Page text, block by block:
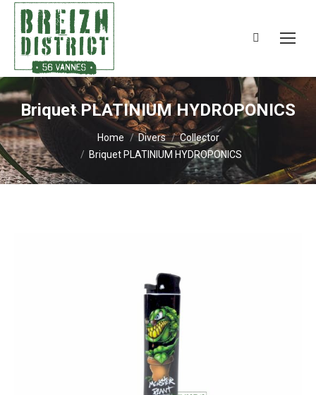
Search:
Briquet PLATINIUM HYDROPONICS
You are here: Home Divers
Collector
Briquet PLATINIUM HYDROPONICS